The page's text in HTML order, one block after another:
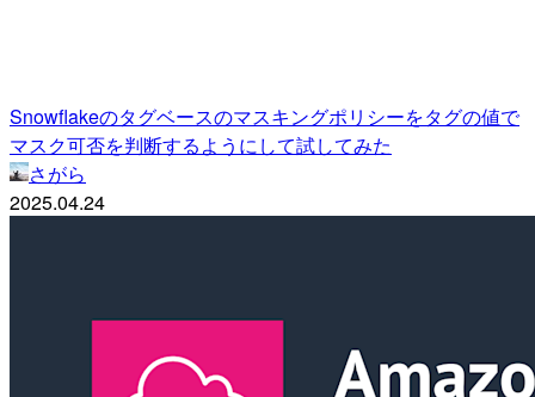
Snowflakeのタグベースのマスキングポリシーをタグの値で
マスク可否を判断するようにして試してみた
さがら
2025.04.24